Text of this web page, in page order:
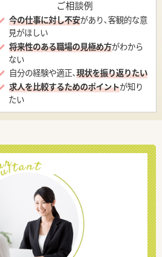
ご相談例
今の仕事に対し不安があり、客観的な意
見がほしい
将来性のある職場の見極め方がわから
ない
自分の経験や適正、現状を振り返りたい
求人を比較するためのポイントが知り
たい